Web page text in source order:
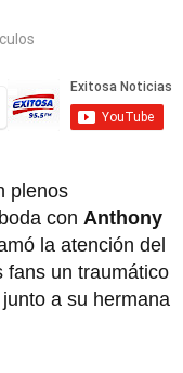
plenos
con Anthony
la atención del
fans un traumático
a su hermana